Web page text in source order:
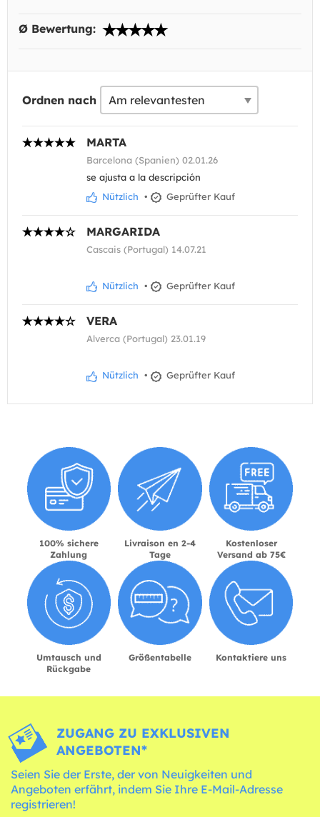
Ø Bewertung:
Ordnen nach
MARTA
Barcelona (Spanien) 02.01.26
se ajusta a la descripción
Nützlich • Geprüfter Kauf
MARGARIDA
Cascais (Portugal) 14.07.21
Nützlich • Geprüfter Kauf
VERA
Alverca (Portugal) 23.01.19
Nützlich • Geprüfter Kauf
100% sichere
Zahlung
Livraison en 2-4
Tage
Kostenloser
Versand ab 75€
Umtausch und
Rückgabe
Größentabelle Kontaktiere uns
ZUGANG ZU EXKLUSIVEN
ANGEBOTEN*
Seien Sie der Erste, der von Neuigkeiten und
Angeboten erfährt, indem Sie Ihre E-Mail-Adresse
registrieren!